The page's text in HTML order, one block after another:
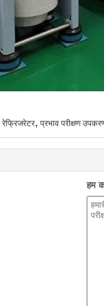
, प्रभाव परीक्षण
हम